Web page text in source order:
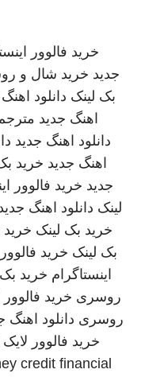
خرید فالوور
جدید خرید شال و
بک لینک دانلود
اهنگ جدید
دانلود اهنگ جدید
اهنگ جدید خرید
جدید خرید فالوور
لینک دانلود اهنگ
خرید بک لینک خرید
بک لینک خرید
اینستاگرام خرید
روسری خرید فالوور
روسری دانلود اهنگ
خرید فالوور
credit financial